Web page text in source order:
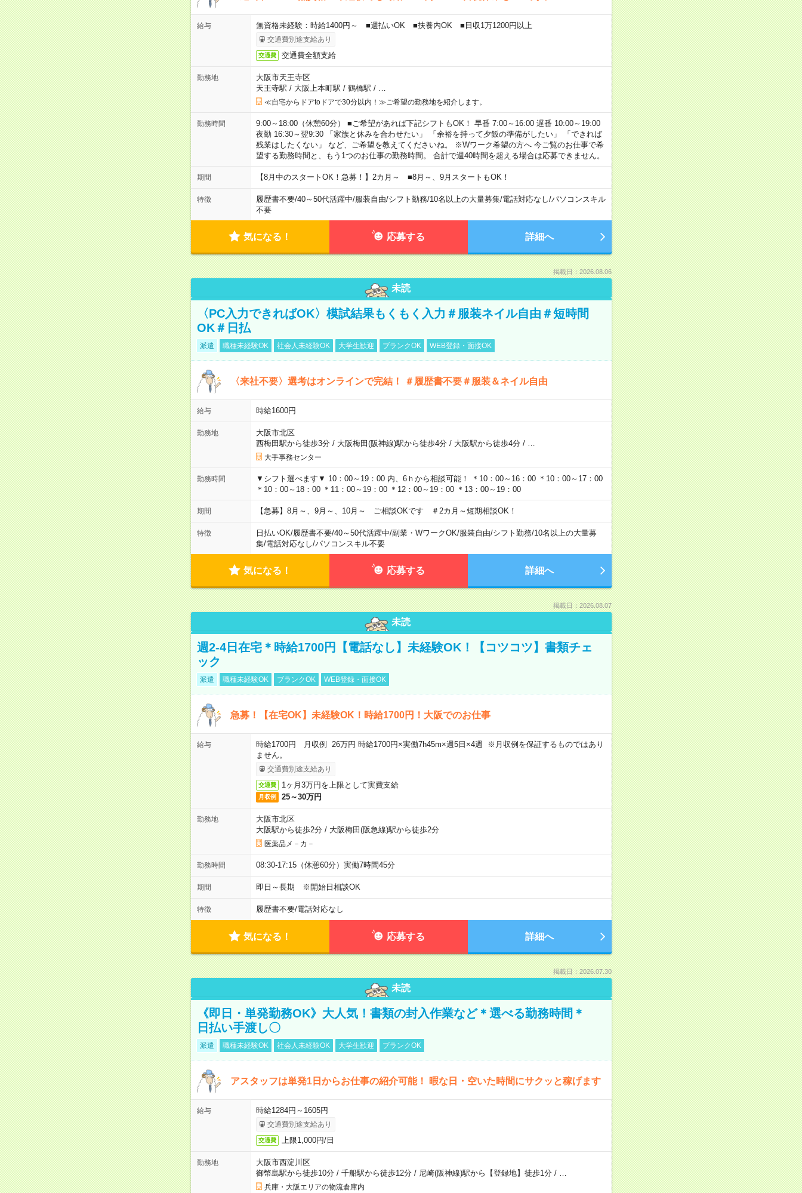
給与 無資格未経験：時給1400円～ ■週払いOK ■扶養内OK ■日収1万1200円以上
交通費別途支給あり
交通費 交通費全額支給
勤務地
大阪市天王寺区
天王寺駅 / 大阪上本町駅 / 鶴橋駅 /
≪自宅からドアtoドアで30分以内！≫ご希望の勤務地を紹介します。
勤務時間
9:00～18:00（休憩60分） ■ご希望があれば下記シフトもOK！ 早番 7:00～16:00 遅番 10:00～19:00
夜勤 16:30～翌9:30 「家族と休みを合わせたい」 「余裕を持って夕飯の準備がしたい」 「できれば
残業はしたくない」 など、ご希望を教えてくださいね。 ※Wワーク希望の方へ 今ご覧のお仕事で希
望する勤務時間と、もう1つのお仕事の勤務時間。 合計で週40時間を超える場合は応募できません。
期間 【8月中のスタートOK！急募！】2カ月～ ■8月～、9月スタートもOK！
特徴 履歴書不要/40～50代活躍中/服装自由/シフト勤務/10名以上の大量募集/電話対応なし/パソコンスキル
不要
気になる！ 応募する 詳細へ
掲載日：2026.08.06
未読
〈PC入力できればOK〉模試結果もくもく入力＃服装ネイル自由＃短時間
OK＃日払
派遣 職種未経験OK 社会人未経験OK 大学生歓迎 ブランクOK WEB登録・面接OK
〈来社不要〉選考はオンラインで完結！ ＃履歴書不要＃服装＆ネイル自由
給与 時給1600円
勤務地
大阪市北区
西梅田駅から徒歩3分/ 大阪梅田(阪神線)駅から徒歩4分/ 大阪駅から徒歩4分/
大手事務センター
勤務時間
▼シフト選べます▼ 10：00～19：00 内、6ｈから相談可能！ ＊10：00～16：00 ＊10：00～17：00
＊10：00～18：00 ＊11：00～19：00 ＊12：00～19：00 ＊13：00～19：00
期間 【急募】8月～、9月～、10月～ ご相談OKです ＃2カ月～短期相談OK！
特徴 日払いOK/履歴書不要/40～50代活躍中/副業・WワークOK/服装自由/シフト勤務/10名以上の大量募
集/電話対応なし/パソコンスキル不要
気になる！ 応募する 詳細へ
掲載日：2026.08.07
未読
週2-4日在宅＊時給1700円【電話なし】未経験OK！【コツコツ】書類チェ
ック
派遣 職種未経験OK ブランクOK WEB登録・面接OK
急募！【在宅OK】未経験OK！時給1700円！大阪でのお仕事
給与
時給1700円 月収例 26万円 時給1700円×実働7h45m×週5日×4週 ※月収例を保証するものではあり
ません。
交通費別途支給あり
交通費 1ヶ月3万円を上限として実費支給
月収例 25～30万円
勤務地
大阪市北区
大阪駅から徒歩2分/ 大阪梅田(阪急線)駅から徒歩2分
医薬品メ－カ－
勤務時間 08:30-17:15（休憩60分）実働7時間45分
期間 即日～長期 ※開始日相談OK
特徴 履歴書不要/電話対応なし
気になる！ 応募する 詳細へ
掲載日：2026.07.30
未読
《即日・単発勤務OK》大人気！書類の封入作業など＊選べる勤務時間＊
日払い手渡し〇
派遣 職種未経験OK 社会人未経験OK 大学生歓迎 ブランクOK
アスタッフは単発1日からお仕事の紹介可能！ 暇な日・空いた時間にサクッと稼げます
給与 時給1284円～1605円
交通費別途支給あり
交通費 上限1,000円/日
勤務地
大阪市西淀川区
御幣島駅から徒歩10分/ 千船駅から徒歩12分/ 尼崎(阪神線)駅から【登録地】徒歩1分/
兵庫・大阪エリアの物流倉庫内